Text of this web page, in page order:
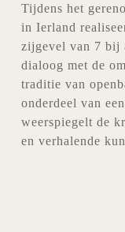
Tijdens het
in Ierland
zijgevel van 7 bij
dialoog met de
traditie van
onderdeel van
weerspiegelt de
en verhalende